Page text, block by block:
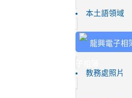
本土語領域
教務處照片